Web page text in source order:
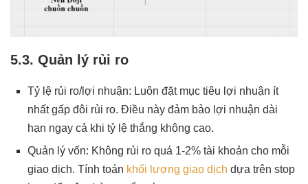
5.3. Quản lý rủi ro
Tỷ lệ rủi ro/lợi nhuận: Luôn đặt mục tiêu lợi nhuận ít
nhất gấp đôi rủi ro. Điều này đảm bảo lợi nhuận dài
hạn ngay cả khi tỷ lệ thắng không cao.
Quản lý vốn: Không rủi ro quá 1-2% tài khoản cho mỗi
giao dịch. Tính toán khối lượng giao dịch dựa trên stop